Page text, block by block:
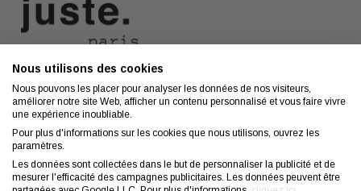
Nous utilisons des cookies
Nous pouvons les placer pour analyser les données de nos visiteurs,
améliorer notre site Web, afficher un contenu personnalisé et vous faire vivre
une expérience inoubliable.
Pour plus d'informations sur les cookies que nous utilisons, ouvrez les
paramètres.
Les données sont collectées dans le but de personnaliser la publicité et de
mesurer l'efficacité des campagnes publicitaires. Les données peuvent être
Contact
Coiffeurs
Conseils
FAQ
Mentions légales
Confidentialité
CGV
Droit de retractation